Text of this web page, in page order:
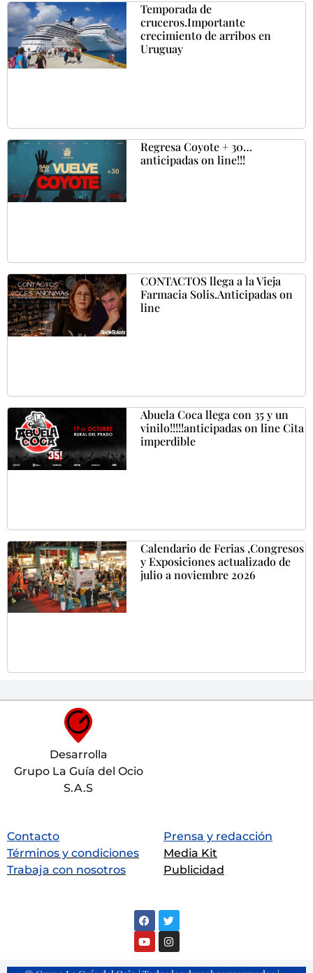
Temporada de
cruceros.Importante
crecimiento de arribos en
Uruguay
Regresa Coyote + 30…
anticipadas on line!!!
CONTACTOS llega a la Vieja
Farmacia Solis.Anticipadas on
line
Abuela Coca llega con 35 y un
vinilo!!!!!anticipadas on line Cita
imperdible
Calendario de Ferias ,Congresos
y Exposiciones actualizado de
julio a noviembre 2026
Desarrolla
Grupo La Guía del Ocio
S.A.S
Contacto
Términos y condiciones
Trabaja con nosotros
Prensa y redacción
Media Kit
Publicidad